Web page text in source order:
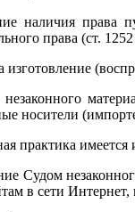
наличия права
права (ст.
изготовление
носители
практика
Судом
в сети